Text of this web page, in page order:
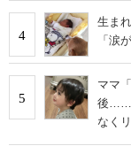
4
生ま
「涙
5
ママ
後……
なく